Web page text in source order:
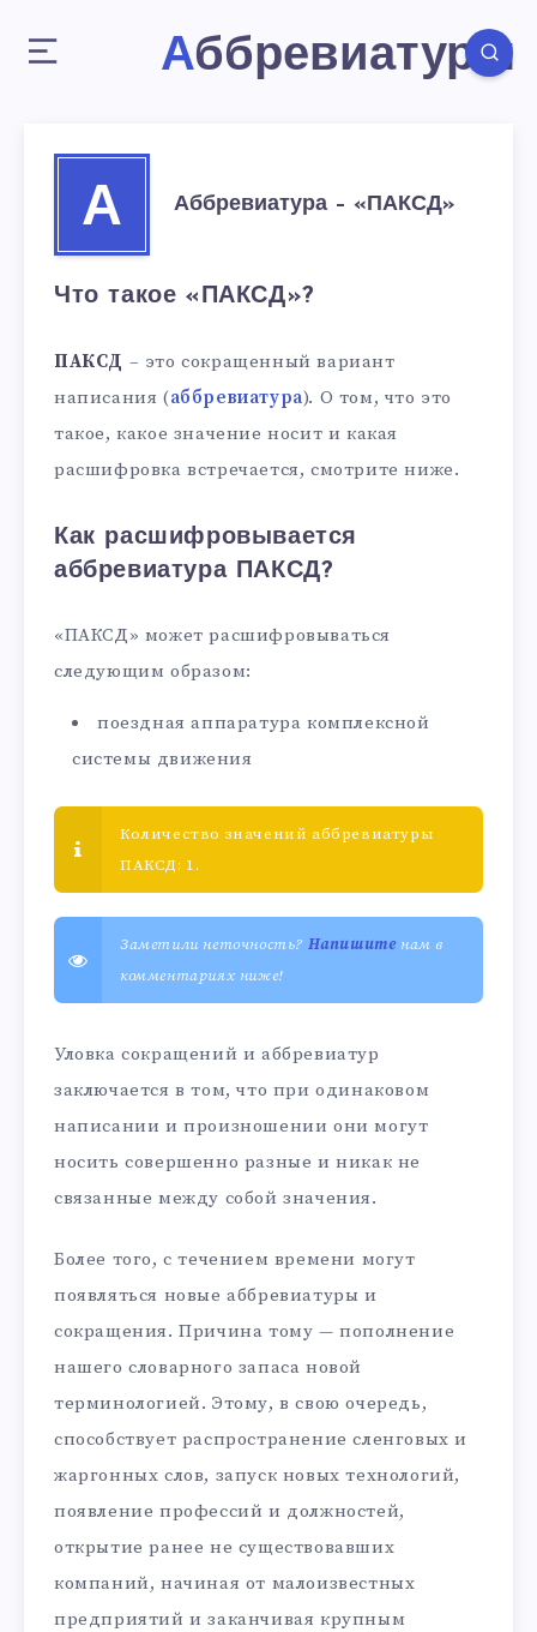
Аббревиатуры
А Аббревиатура – «ПАКСД»
Что такое «ПАКСД»?
ПАКСД – это сокращенный вариант
написания (аббревиатура). О том, что это
такое, какое значение носит и какая
расшифровка встречается, смотрите ниже.
Как расшифровывается
аббревиатура ПАКСД?
«ПАКСД» может расшифровываться
следующим образом:
поездная аппаратура комплексной
системы движения
Количество значений аббревиатуры
ПАКСД: 1.
Заметили неточность? Напишитенам в
комментариях ниже!
Уловка сокращений и аббревиатур
заключается в том, что при одинаковом
написании и произношении они могут
носить совершенно разные и никак не
связанные между собой значения.
Более того, с течением времени могут
появляться новые аббревиатуры и
сокращения. Причина тому — пополнение
нашего словарного запаса новой
терминологией. Этому, в свою очередь,
способствует распространение сленговых и
жаргонных слов, запуск новых технологий,
появление профессий и должностей,
открытие ранее не существовавших
компаний, начиная от малоизвестных
предприятий и заканчивая крупным